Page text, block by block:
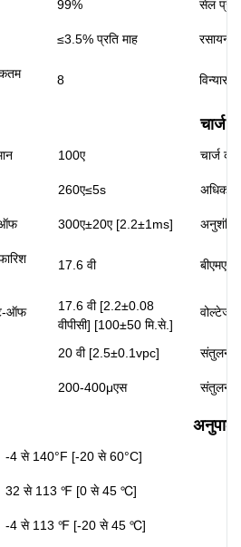
99% सेल
≤3.5% प्रति माह रसायन
8 विन्यास:
चार्ज
100ए चार्ज
260ए≤5s
ऑफ 300ए±20ए [2.2±1ms] अनुशंसित
17.6 वी
ऑफ
17.6 वी [2.2±0.08
वीपीसी] [100±50 मि.से.]
वोल्टेज
20 वी [2.5±0.1vpc] संतुलन
200-400μएस संतुलन
अनुपालन
-4 से 140°F [-20 से 60°C]
32 से 113 ℉ [0 से 45 ℃]
-4 से 113 ℉ [-20 से 45 ℃]